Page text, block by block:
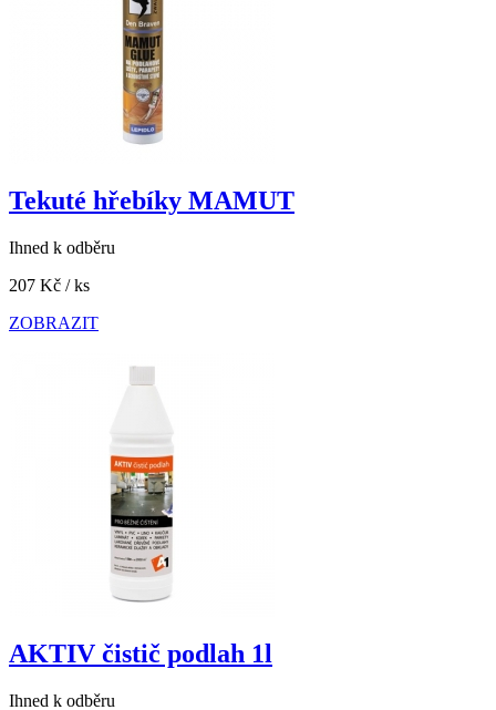
Tekuté hřebíky MAMUT
Ihned k odběru
207 Kč / ks
ZOBRAZIT
AKTIV čistič podlah 1l
Ihned k odběru